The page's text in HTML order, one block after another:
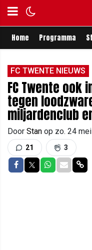
Home Programma
FC TWENTE NIEUWS
FC Twente ook
tegen
miljardenclub
Door Stan op zo. 24
21 3
Delen op Facebook
Delen op Twitter
Delen op
Delen